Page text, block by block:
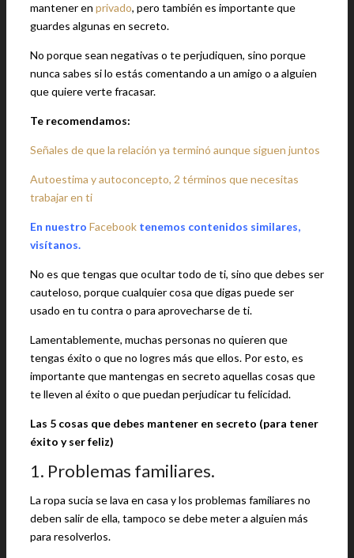
mantener en privado, pero también es importante que
guardes algunas en secreto.
No porque sean negativas o te perjudiquen, sino porque
nunca sabes si lo estás comentando a un amigo o a alguien
que quiere verte fracasar.
Te recomendamos:
Señales de que la relación ya terminó aunque siguen juntos
Autoestima y autoconcepto, 2 términos que necesitas
trabajar en ti
En nuestro Facebook tenemos contenidos similares,
visítanos.
No es que tengas que ocultar todo de ti, sino que debes ser
cauteloso, porque cualquier cosa que digas puede ser
usado en tu contra o para aprovecharse de ti.
Lamentablemente, muchas personas no quieren que
tengas éxito o que no logres más que ellos. Por esto, es
importante que mantengas en secreto aquellas cosas que
te lleven al éxito o que puedan perjudicar tu felicidad.
Las 5 cosas que debes mantener en secreto (para tener
éxito y ser feliz)
1. Problemas familiares.
La ropa sucia se lava en casa y los problemas familiares no
deben salir de ella, tampoco se debe meter a alguien más
para resolverlos.